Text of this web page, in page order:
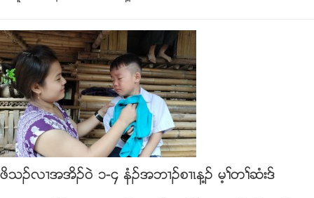
ဖိသဥလ႕အအိဥ၀ဲ ၁-၄ နံဥအဘ႕ဥစ႕ၚန႔ဥ မ့ႈတႈဆံးဒ္